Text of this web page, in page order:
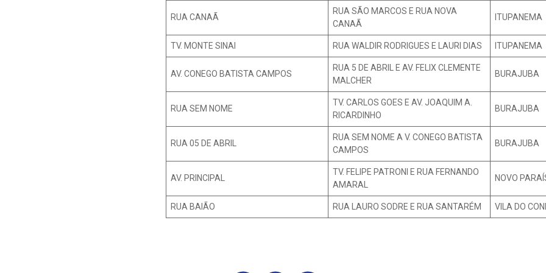
RUA CANAÃ
RUA SÃO MARCOS E RUA NOVA
CANAÃ
ITUPANEMA
TV. MONTE SINAI RUA WALDIR RODRIGUES E LAURI DIAS ITUPANEMA
AV. CONEGO BATISTA CAMPOS
RUA 5 DE ABRIL E AV. FELIX CLEMENTE
MALCHER
BURAJUBA
RUA SEM NOME
TV. CARLOS GOES E AV. JOAQUIM A.
RICARDINHO
BURAJUBA
RUA 05 DE ABRIL
RUA SEM NOME A V. CONEGO BATISTA
CAMPOS
BURAJUBA
AV. PRINCIPAL
TV. FELIPE PATRONI E RUA FERNANDO
AMARAL
NOVO
RUA BAIÃO RUA LAURO SODRE E RUA SANTARÉM VILA DO